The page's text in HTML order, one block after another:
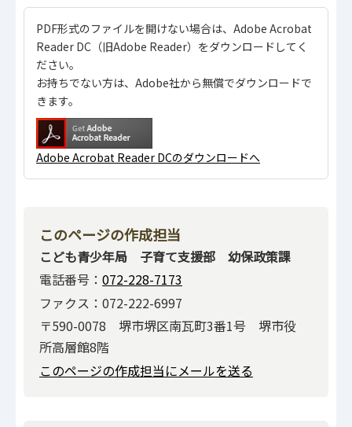
PDF形式のファイルを開けない場合は、Adobe Acrobat
Reader DC（旧Adobe Reader）をダウンロードしてく
ださい。
お持ちでない方は、Adobe社から無償でダウンロードで
きます。
Adobe Acrobat Reader DCのダウンロードへ
このページの作成担当
こども青少年局 子育て支援部 幼保政策課
電話番号： 072-228-7173
ファクス：072-222-6997
〒590-0078 堺市堺区南瓦町3番1号 堺市役
所高層館8階
このページの作成担当にメールを送る